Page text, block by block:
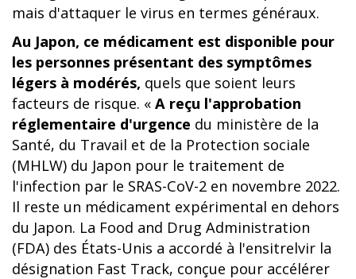
mais d'attaquer le virus en termes généraux.
Au Japon, ce médicament est disponible pour
les personnes présentant des symptômes
légers à modérés, quels que soient leurs
facteurs de risque. « A reçu l'approbation
réglementaire d'urgence du ministère de la
Santé, du Travail et de la Protection sociale
(MHLW) du Japon pour le traitement de
l'infection par le SRAS-CoV-2 en novembre 2022.
Il reste un médicament expérimental en dehors
du Japon. La Food and Drug Administration
(FDA) des États-Unis a accordé à l'ensitrelvir la
désignation Fast Track, conçue pour accélérer